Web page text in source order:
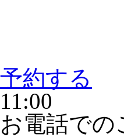
予約する
11:00
お電話での